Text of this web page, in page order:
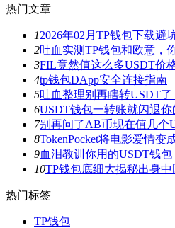
热门文章
12026年02月TP钱包下载避
2吐血实测TP钱包和欧意，
3FIL竟然值这么多USDT价
4tp钱包DApp安全连接指南
5吐血整理别再瞎转USDT
6USDT钱包一转账就闪退
7别再问了AB币现在值几个
8TokenPocket将电影爱情
9血泪教训你用的USDT钱
10TP钱包底细大揭秘出身
热门标签
TP钱包